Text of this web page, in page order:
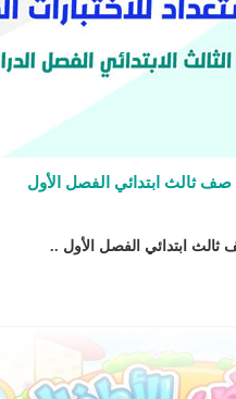
صف ثالث ابتدائي الفصل الأول
ثالث ابتدائي الفصل الأول ..